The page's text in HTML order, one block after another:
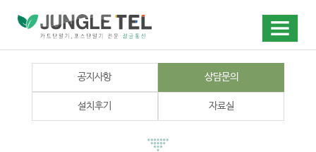
공지사항 상담문의
설치후기 자료실